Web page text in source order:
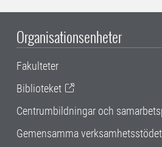
Organisationsenheter
Fakulteter
Biblioteket
Centrumbildningar och
Gemensamma verksamhetsstödet